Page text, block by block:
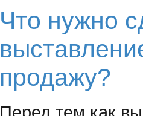
Что нужно
продажу?